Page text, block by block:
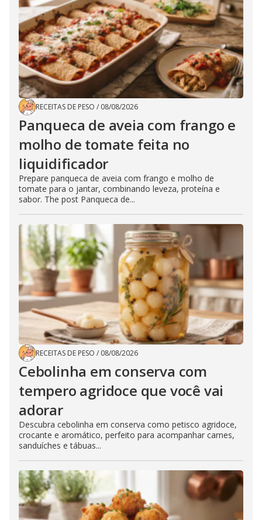
RECEITAS DE PESO / 08/08/2026
Panqueca de aveia com frango e
molho de tomate feita no
liquidificador
Prepare panqueca de aveia com frango e molho de
tomate para o jantar, combinando leveza, proteína e
sabor. The post Panqueca de...
RECEITAS DE PESO / 08/08/2026
Cebolinha em conserva com
tempero agridoce que você vai
adorar
Descubra cebolinha em conserva como petisco agridoce,
crocante e aromático, perfeito para acompanhar carnes,
sanduíches e tábuas...